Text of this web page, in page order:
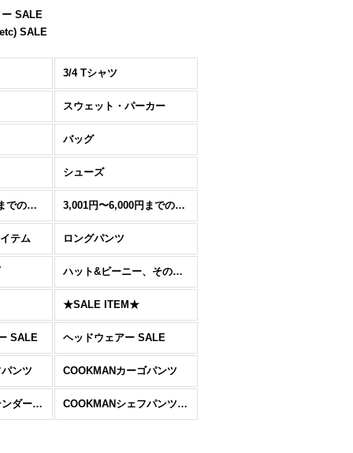
ー SALE
SALE
3/4 Tシャツ
スウェット・パーカー
バッグ
シューズ
1,501円〜3000円までのアイテム 3,001円〜6,000円までのアイテム
テム ロングパンツ
ハット&ビーニー、その他のCAP
★SALE ITEM★
SALE ヘッドウェアー SALE
ンツ COOKMANカーゴパンツ
COOKMANバーテンダーズパンツ COOKMANシェフパンツ ショート